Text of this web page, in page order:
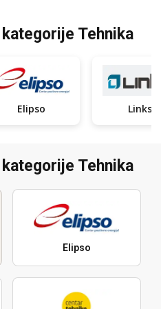
Tehnika
Elipso Links
Tehnika
Elipso